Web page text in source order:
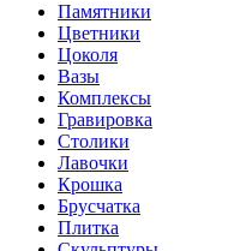
Памятники
Цветники
Цоколя
Вазы
Комплексы
Гравировка
Столики
Лавочки
Крошка
Брусчатка
Плитка